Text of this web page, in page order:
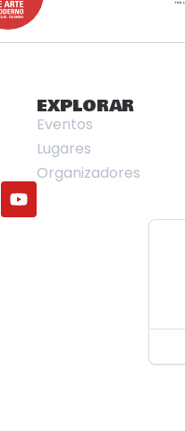
EXPLORAR
Eventos
Lugares
Organizadores